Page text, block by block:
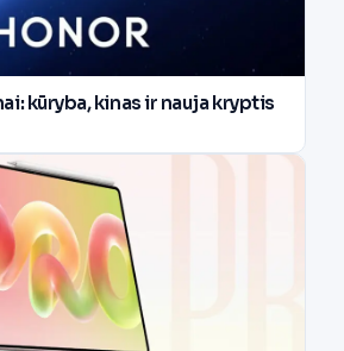
kūryba, kinas ir nauja kryptis